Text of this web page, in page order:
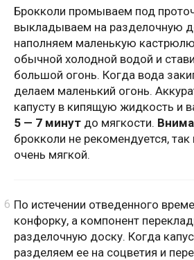
Брокколи промываем под
выкладываем на разделочную
наполняем маленькую
обычной холодной водой и
большой огонь. Когда вода
делаем маленький огонь.
капусту в кипящую жидкость и
5 — 7 минут до мягкости.
брокколи не рекомендуется, так
очень мягкой.
По истечении отведенного
конфорку, а компонент
разделочную доску. Когда
разделяем ее на соцветия и